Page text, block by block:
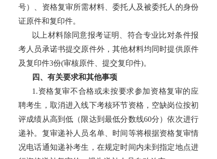
号）、资格复审所需材料、委托人及被委托人的身份
证原件和复印件。
以上材料除同意报考证明、符合专业比对条件报
考人员承诺书提交原件外，其他材料均同时提供原件
及复印件3份(审核原件、提交复印件)。
四、有关要求和其他事项
1.资格复审不合格或未按要求参加资格复审的应
聘考生，取消进入线下考核环节资格，空缺岗位按初
评成绩从高到低（限达到最低分数线60分）依次进行
递补。复审递补人员名单、时间等将根据资格复审情
况电话通知递补考生，在规定时间内未到指定地点进